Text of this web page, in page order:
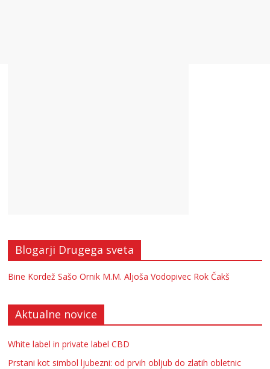
Blogarji Drugega sveta
Bine Kordež Sašo Ornik M.M. Aljoša Vodopivec Rok Čakš
Aktualne novice
White label in private label CBD
Prstani kot simbol ljubezni: od prvih obljub do zlatih obletnic